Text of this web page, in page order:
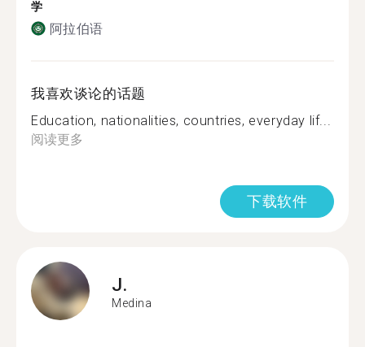
学
阿拉伯语
我喜欢谈论的话题
Education, nationalities, countries, everyday lif...
阅读更多
下载软件
J.
Medina